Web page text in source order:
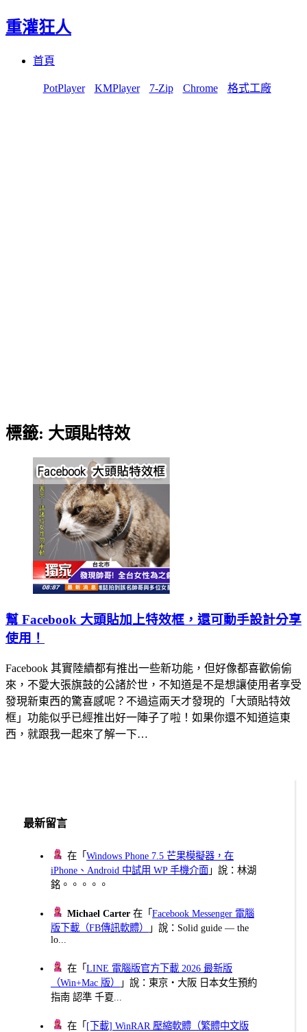
重灌狂人
首頁
PotPlayer KMPlayer 7-Zip Chrome 格式工廠
標籤: 大頭貼特效
幫 Facebook 大頭貼加上特效框，還可動手設計分享
使用！
Facebook 其實陸續都有推出一些新功能，但好像都喜歡偷偷
來，不愛大張旗鼓的公諸於世，不知道是不是想讓使用者享受
發現新東西的驚喜感呢？不過這兩天才發現的「大頭貼特效
框」功能似乎已經推出好一陣子了啦！如果你還不知道這東
西，就跟我一起來了解一下…
最新留言
在「Windows Phone 7.5 芒果模擬器，在
iPhone、Android 中試用 WP 手機介面 」說：林湖
銘。。。。。
Michael Carter 在「Facebook Messenger 電腦
版下載（FB傳訊軟體）
」說：Solid guide — the
lo...
在「LINE 電腦版官方下載 2026 最新版
（Win+Mac 版）
」說：東京・大阪 日本女生預約
指南 認準 千夏...
在「 [下載] WinRAR 壓縮軟體（繁體中文版